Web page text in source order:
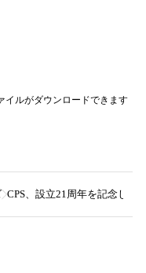
イルがダウンロードできます
CPS、設立21周年を記念した